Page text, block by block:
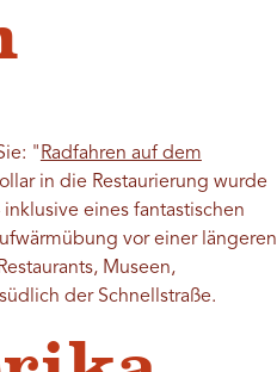
" Radfahren auf dem
in die Restaurierung wurde
eines fantastischen
vor einer längeren
Museen,
der Schnellstraße.